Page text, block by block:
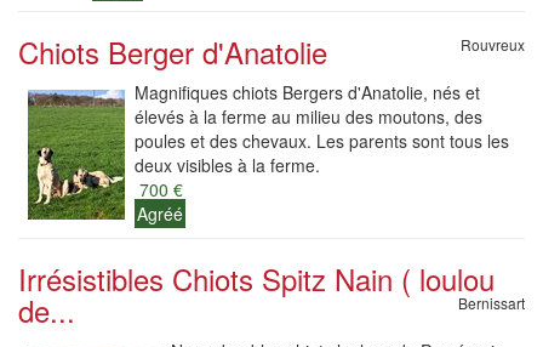
Chiots Berger d'Anatolie Rouvreux
Magnifiques chiots Bergers d'Anatolie, nés et
élevés à la ferme au milieu des moutons, des
poules et des chevaux. Les parents sont tous les
deux visibles à la ferme.
700 €
Agréé
Irrésistibles Chiots Spitz Nain ( loulou
de... Bernissart